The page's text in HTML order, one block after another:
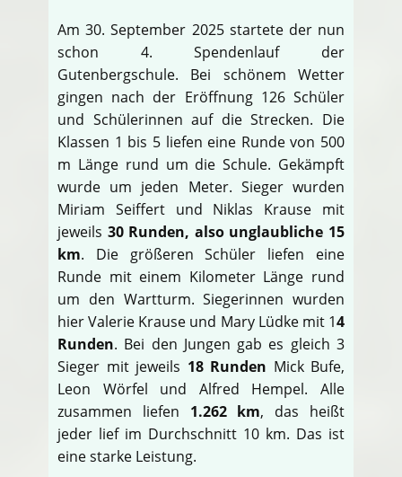
Am 30. September 2025 startete der nun
schon 4. Spendenlauf der
Gutenbergschule. Bei schönem Wetter
gingen nach der Eröffnung 126 Schüler
und Schülerinnen auf die Strecken. Die
Klassen 1 bis 5 liefen eine Runde von 500
m Länge rund um die Schule. Gekämpft
wurde um jeden Meter. Sieger wurden
Miriam Seiffert und Niklas Krause mit
jeweils 30 Runden, also unglaubliche 15
km. Die größeren Schüler liefen eine
Runde mit einem Kilometer Länge rund
um den Wartturm. Siegerinnen wurden
hier Valerie Krause und Mary Lüdke mit 14
Runden. Bei den Jungen gab es gleich 3
Sieger mit jeweils 18 Runden Mick Bufe,
Leon Wörfel und Alfred Hempel. Alle
zusammen liefen 1.262 km, das heißt
jeder lief im Durchschnitt 10 km. Das ist
eine starke Leistung.